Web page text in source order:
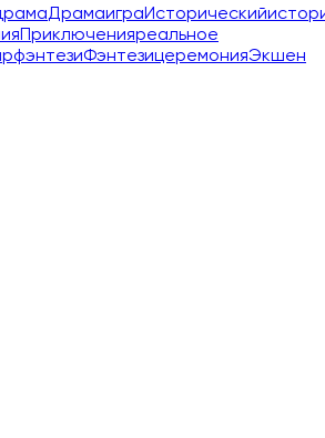
ДрамаиграИсторический
Приключенияреальное
фэнтезиФэнтезицеремонияЭкшен